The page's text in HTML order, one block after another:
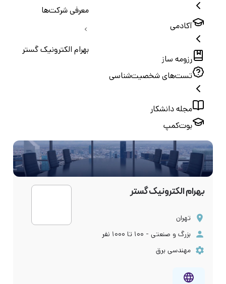
آکادمی
رزومه ساز
تست‌های شخصیت‌شناسی
مجله دانشکار
بوت‌کمپ
معرفی شرکت‌ها
بهرام الکترونیک گستر
بهرام الکترونیک گستر
تهران
بزرگ و صنعتی - ۱۰۰ تا ۱۰۰۰ نفر
مهندسی برق